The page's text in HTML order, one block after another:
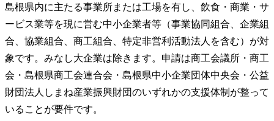
島根県内に主たる事業所または工場を有し、飲食・商業・サ
ービス業等を現に営む中小企業者等（事業協同組合、企業組
合、協業組合、商工組合、特定非営利活動法人を含む）が対
象です。みなし大企業は除きます。申請は商工会議所・商工
会・島根県商工会連合会・島根県中小企業団体中央会・公益
財団法人しまね産業振興財団のいずれかの支援体制が整って
いることが要件です。